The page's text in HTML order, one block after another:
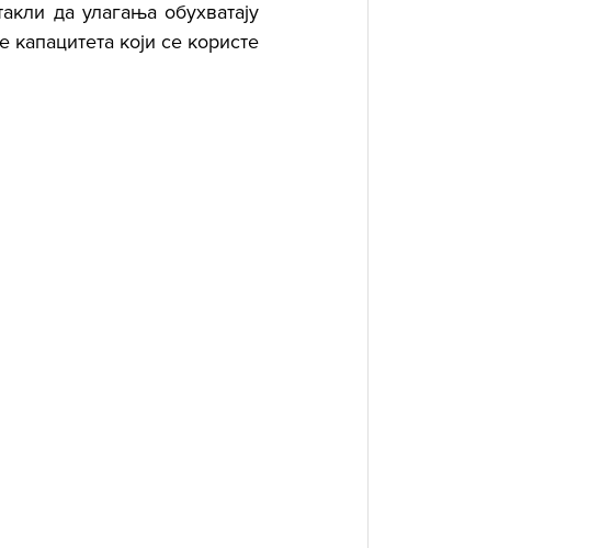
да улагања обухватају
који се користе